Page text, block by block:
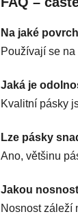
Na jaké
Používají se
Jaká je
Kvalitní pásky
Lze pásky
Ano, většinu
Jakou
Nosnost záleží